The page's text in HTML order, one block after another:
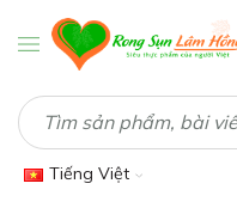
Tiếng Việt